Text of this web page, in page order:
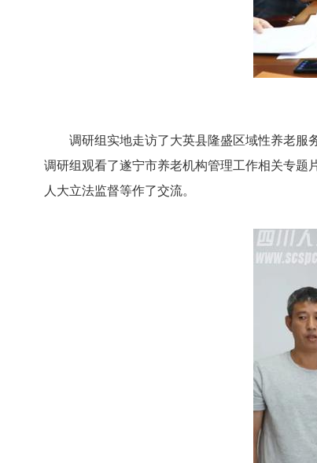
调研组实地走访了大英县隆盛区域性养老服务
调研组观看了遂宁市养老机构管理工作相关专题
人大立法监督等作了交流。